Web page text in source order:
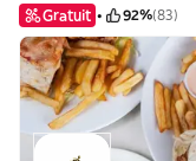
Gratuit 92%(83)